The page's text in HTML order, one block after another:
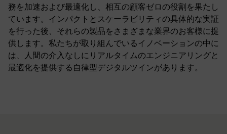
務を加速および最適化し、相互の顧客ゼロの役割を果たし
ています。インパクトとスケーラビリティの具体的な実証
を行った後、それらの製品をさまざまな業界のお客様に提
供します。私たちが取り組んでいるイノベーションの中に
は、人間の介入なしにリアルタイムのエンジニアリングと
最適化を提供する自律型デジタルツインがあります。